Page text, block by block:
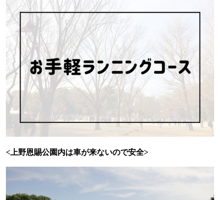
<上野恩賜公園内は車が来ないので安全>